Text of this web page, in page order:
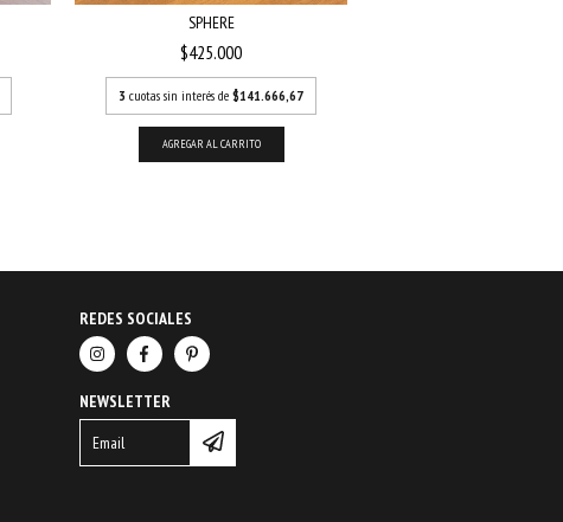
SPHERE
$425.000
3 cuotas sin interés de $141.666,67
AGREGAR AL CARRITO
REDES SOCIALES
NEWSLETTER